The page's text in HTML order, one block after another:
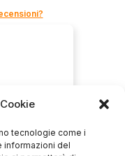
tecnologie come i
informazioni del
consiglio.